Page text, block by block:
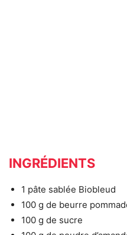
INGRÉDIENTS
1 pâte sablée Biobleud
100 g de beurre
100 g de sucre